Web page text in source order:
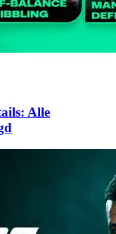
Alle